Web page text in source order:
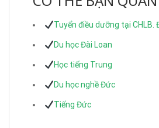
Tuyển điều dưỡng tại CHLB.
Du học Đài Loan
Học tiếng Trung
Du học nghề Đức
Tiếng Đức